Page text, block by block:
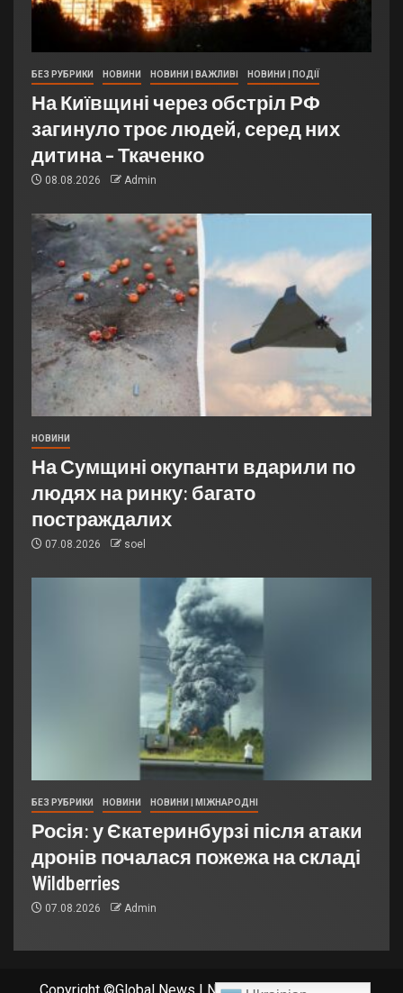
БЕЗ РУБРИКИ НОВИНИ НОВИНИ | ВАЖЛИВІ НОВИНИ | ПОДІЇ
На Київщині через обстріл РФ
загинуло троє людей, серед них
дитина – Ткаченко
08.08.2026 Admin
НОВИНИ
На Сумщині окупанти вдарили по
людях на ринку: багато
постраждалих
07.08.2026 soel
БЕЗ РУБРИКИ НОВИНИ НОВИНИ | МІЖНАРОДНІ
Росія: у Єкатеринбурзі після атаки
дронів почалася пожежа на складі
Wildberries
07.08.2026 Admin
Copyright ©Global News | Newseverот AF themes.